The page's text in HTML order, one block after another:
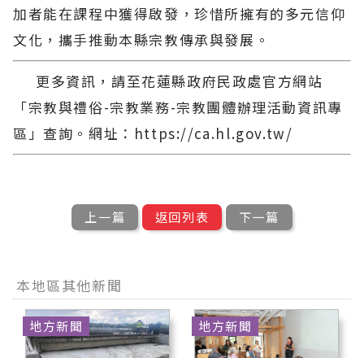
加者能在課程中獲得啟發，珍惜所擁有的多元信仰
文化，攜手推動本縣宗教傳承與發展。
更多資訊，請至花蓮縣政府民政處官方網站
「宗教與禮俗-宗教業務-宗教團體辦理活動資訊專
區」查詢。網址：https://ca.hl.gov.tw/
上一篇 返回列表 下一篇
本地區其他新聞
地方新聞 地方新聞